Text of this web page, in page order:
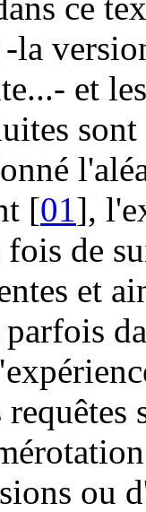
la
et
[01 ],
de
et
ou